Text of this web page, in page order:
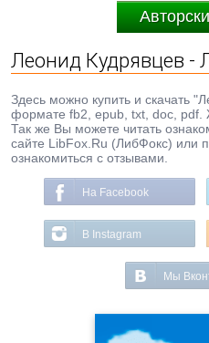
Леонид Кудрявцев -
Здесь можно купить и скачать
формате fb2, epub, txt, doc, pdf.
Так же Вы можете читать
сайте LibFox.Ru (ЛибФокс) или
ознакомиться с отзывами.
На Facebook
В Instagram
Мы